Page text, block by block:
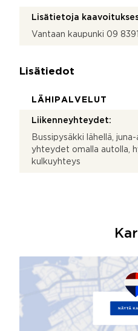
Lisätietoja
Vantaan kaupunki 09
Lisätiedot
LÄHIPALVELUT
Liikenneyhteydet:
Bussipysäkki lähellä,
yhteydet omalla autolla,
kulkuyhteys